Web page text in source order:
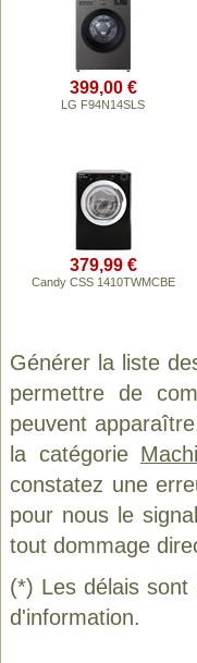
399,00 €
LG F94N14SLS
379,99 €
Candy CSS 1410TWMCBE
Générer la liste
permettre de
peuvent
la catégorie
constatez une
pour nous le
tout dommage
(*) Les délais
d'information.